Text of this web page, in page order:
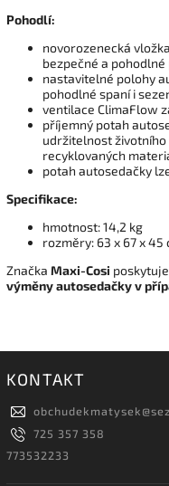
Pohodlí:
novorozenecká
bezpečné a
nastavitelné polohy
pohodlné spaní i
ventilace ClimaFlow
příjemný potah
udržitelnost
recyklovaných
potah autosedačky
Specifikace:
hmotnost: 14,2 kg
rozměry: 63 x 67 x 45
Značka Maxi-Cosi
výměnyautosedačky v
KONTAKT
obchudekmatysek@
725 357 358
773532233